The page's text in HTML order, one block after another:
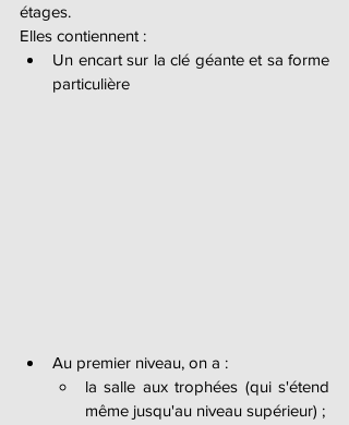
étages.
Elles contiennent :
Un encart sur la clé géante et sa forme
particulière
Au premier niveau, on a :
la salle aux trophées (qui s'étend
même jusqu'au niveau supérieur) ;